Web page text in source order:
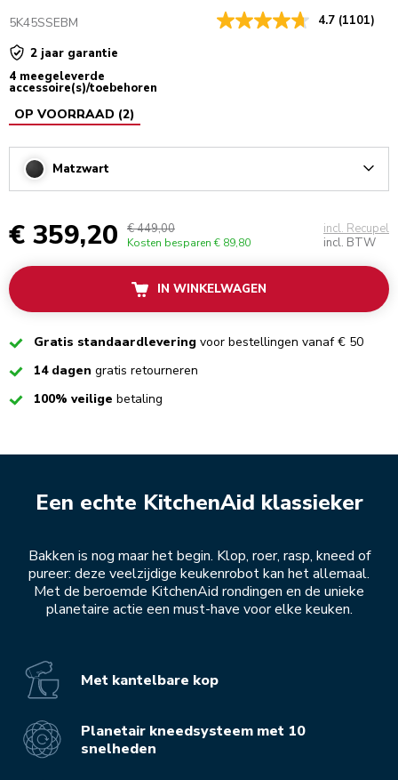
5K45SSEBM 4.7 (1101)
2 jaar garantie
4 meegeleverde
accessoire(s)/toebehoren
OP VOORRAAD (2)
Matzwart
€ 359,20 € 449,00
Kosten besparen € 89,80
incl. Recupel
incl. BTW
IN WINKELWAGEN
CheckedGratis standaardlevering voor bestellingen vanaf € 50
Checked14 dagen gratis retourneren
Checked100% veilige betaling
Een echte KitchenAid klassieker
Bakken is nog maar het begin. Klop, roer, rasp, kneed of
pureer: deze veelzijdige keukenrobot kan het allemaal.
Met de beroemde KitchenAid rondingen en de unieke
planetaire actie een must-have voor elke keuken.
Met kantelbare kop
Planetair kneedsysteem met 10
snelheden